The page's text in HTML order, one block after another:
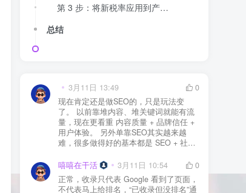
第 3 步：将新税率应用到产品中
总结
3月11日 13:49
0
现在肯定还是做SEO的，只是玩法变
了。 以前靠堆内容、堆关键词就能有流
量，现在更看重 内容质量 + 品牌信任 +
用户体验。 另外单靠SEO其实越来越
难，很多做得好的基本都是 SEO + 社媒
质还是一个长期获客渠道，但不能再当
成唯一渠道了。
嘻嘻在干活 3月11日 10:54
0
正常，收录只代表 Google 看到了页面，
不代表马上给排名，“已收录但没排名”通